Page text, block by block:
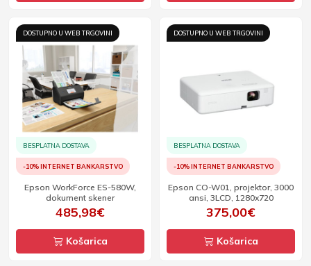
DOSTUPNO U WEB TRGOVINI
BESPLATNA DOSTAVA
-10% INTERNET BANKARSTVO
Epson WorkForce ES-580W,
dokument skener
485,98€
Košarica
DOSTUPNO U WEB TRGOVINI
BESPLATNA DOSTAVA
-10% INTERNET BANKARSTVO
Epson CO-W01, projektor, 3000
ansi, 3LCD, 1280x720
375,00€
Košarica